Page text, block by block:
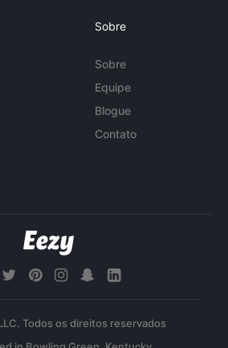
Sobre
Sobre
Equipe
Blogue
Contato
Todos os direitos reservados